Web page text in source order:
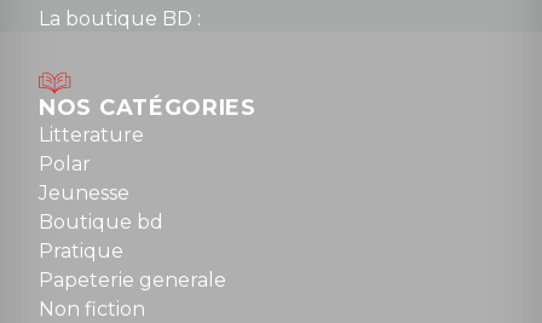
La boutique BD :
Mardi au samedi : 10h à 13h / 14h à 19h
Dimanche : 10h30 à 12h30
Tel : 01 48 89 13 88
NOUS CONTACTER
contact@la-griffe-noire.com
NOS CATÉGORIES
Litterature
Polar
Jeunesse
Boutique bd
Pratique
Papeterie generale
Non fiction